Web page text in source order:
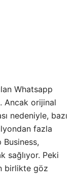
Whatsapp
Ancak orijinal
nedeniyle, bazı
fazla
Business,
sağlıyor. Peki
birlikte göz